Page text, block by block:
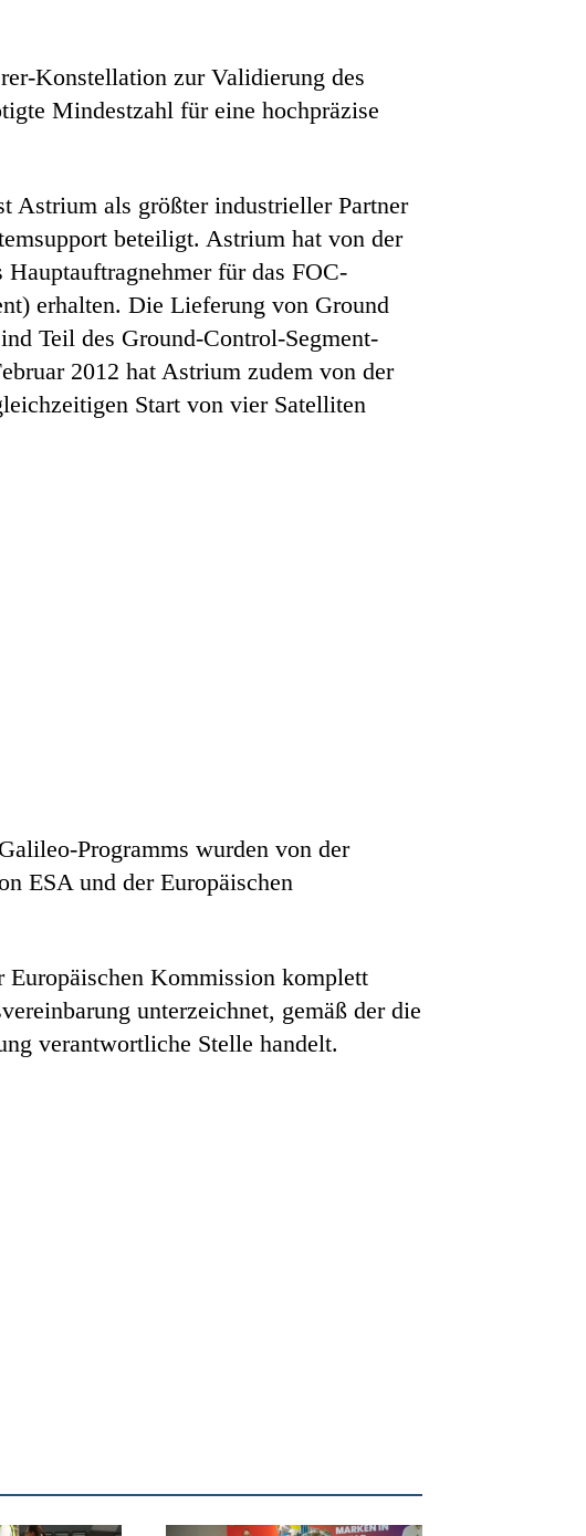
Konstellation zur Validierung des
Mindestzahl für eine hochpräzise
Astrium als größter industrieller Partner
beteiligt. Astrium hat von der
für das FOC-
erhalten. Die Lieferung von Ground
Teil des Ground-Control-Segment-
2012 hat Astrium zudem von der
Start von vier Satelliten
Programms wurden von der
ESA und der Europäischen
Kommission komplett
unterzeichnet, gemäß der die
verantwortliche Stelle handelt.